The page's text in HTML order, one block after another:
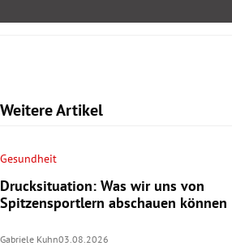
Weitere Artikel
Gesundheit
Drucksituation: Was wir uns von
Spitzensportlern abschauen können
Gabriele Kuhn03.08.2026